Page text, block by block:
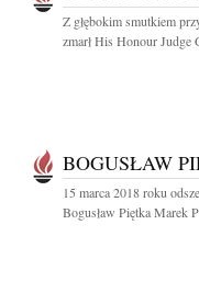
Z głębokim smutkiem
zmarł His Honour
BOGUSŁAW
15 marca 2018 roku
Bogusław Piętka Marek